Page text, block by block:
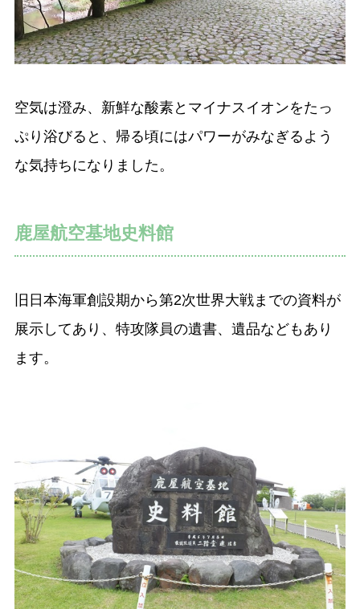
空気は澄み、新鮮な酸素とマイナスイオンをたっ
ぷり浴びると、帰る頃にはパワーがみなぎるよう
な気持ちになりました。
鹿屋航空基地史料館
旧日本海軍創設期から第2次世界大戦までの資料が
展示してあり、特攻隊員の遺書、遺品などもあり
ます。